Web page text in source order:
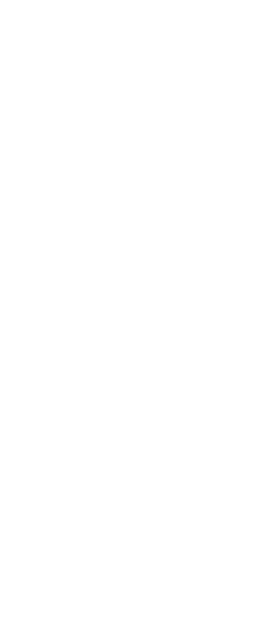
El Sevilla se desinfla